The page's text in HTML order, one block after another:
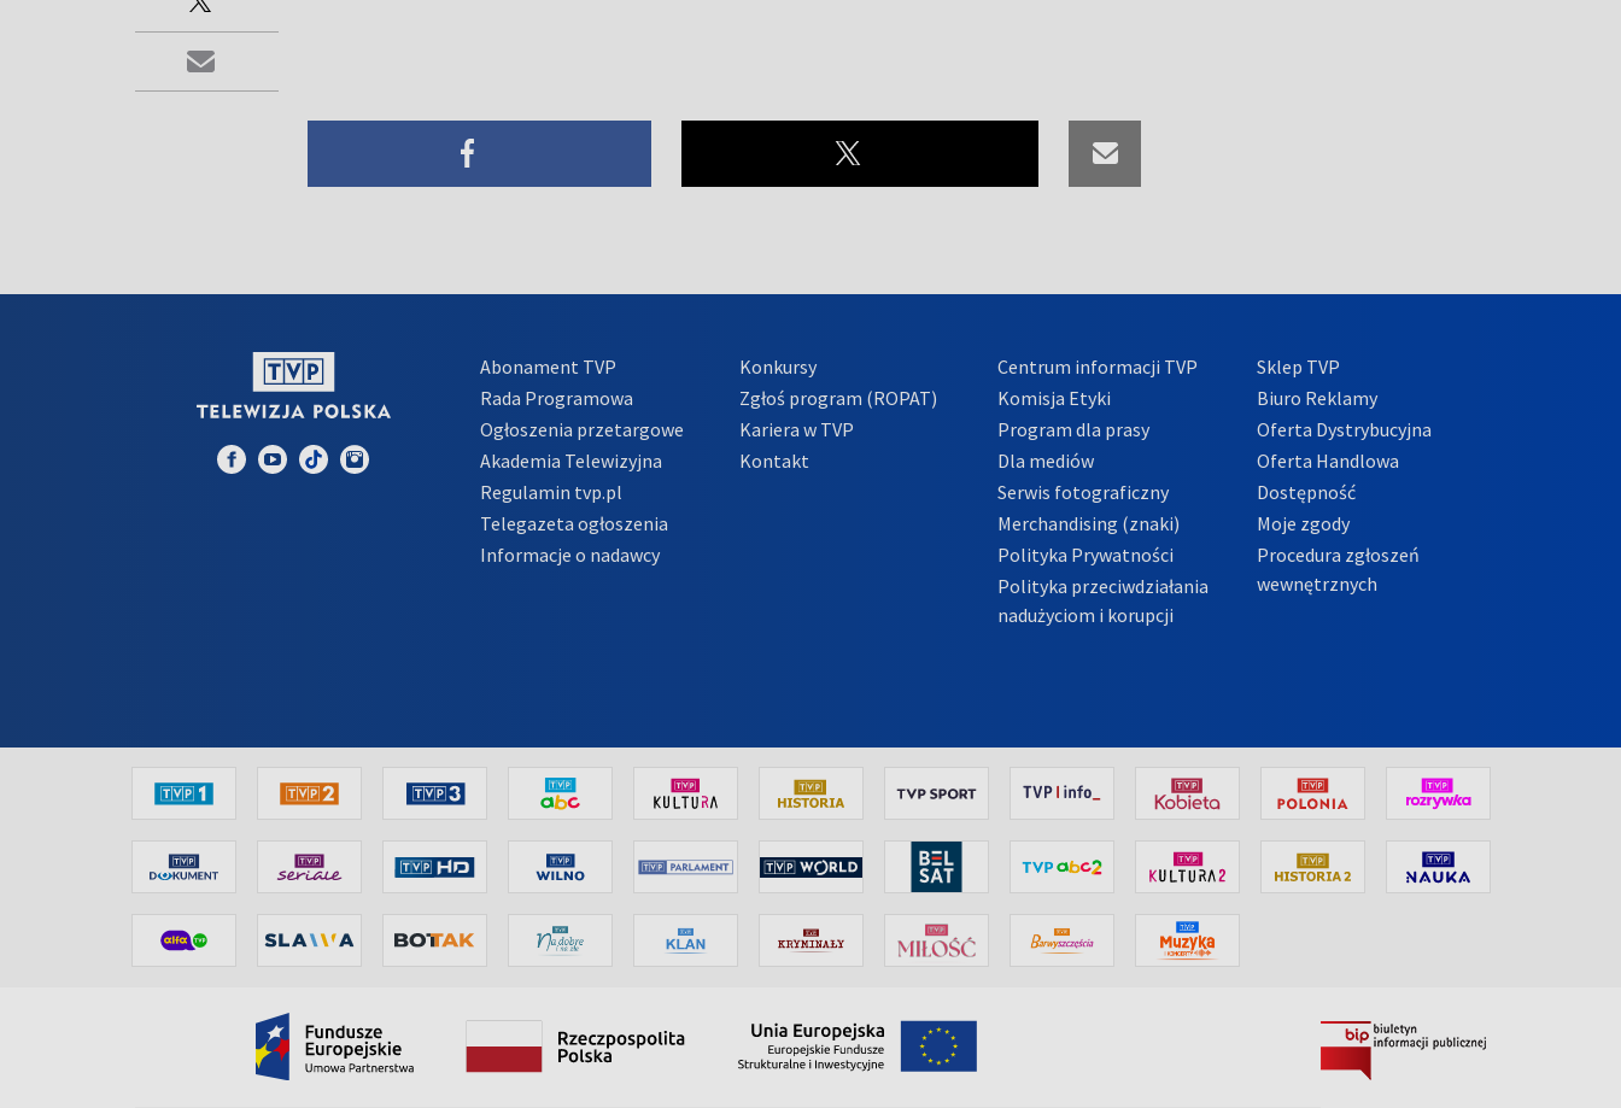
Abonament TVP
Rada Programowa
Ogłoszenia przetargowe
Akademia Telewizyjna
Regulamin tvp.pl
Telegazeta ogłoszenia
Informacje o nadawcy
Konkursy
Zgłoś program (ROPAT)
Kariera w TVP
Kontakt
Centrum informacji TVP
Komisja Etyki
Program dla prasy
Dla mediów
Serwis fotograficzny
Merchandising (znaki)
Polityka Prywatności
Polityka przeciwdziałania
nadużyciom i korupcji
Sklep TVP
Biuro Reklamy
Oferta Dystrybucyjna
Oferta Handlowa
Dostępność
Moje zgody
Procedura zgłoszeń
wewnętrznych